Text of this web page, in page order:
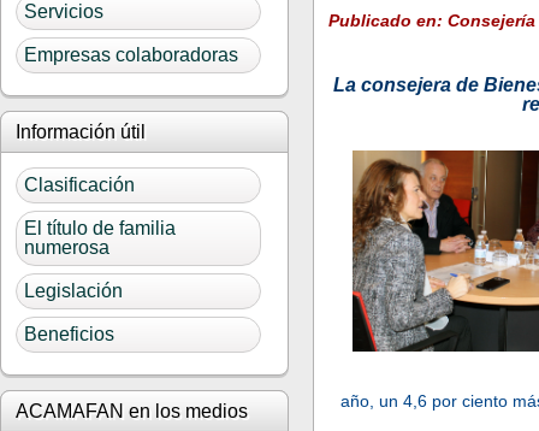
Servicios
Empresas colaboradoras
Información útil
Clasificación
El título de familia
numerosa
Legislación
Beneficios
ACAMAFAN en los medios
Publicado en:
La consejera de
año, un 4,6 por ciento